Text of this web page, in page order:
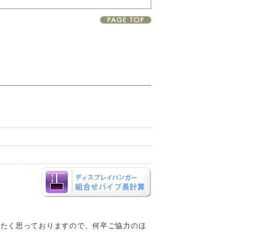
く思っておりますので、何卒ご協力のほ